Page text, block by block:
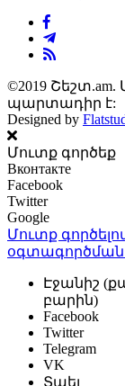
©2019 Շեշտ.am.
պարտադիր է:
Designed by
Մուտք գործեք
Вконтакте
Facebook
Twitter
Google
Մուտք
օգտագործման
Էջանիշ
բարին)
Facebook
Twitter
Telegram
VK
Տպել